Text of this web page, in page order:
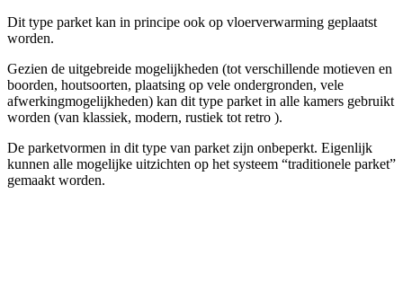
Dit type parket kan in principe ook op vloerverwarming geplaatst
worden.
Gezien de uitgebreide mogelijkheden (tot verschillende motieven en
boorden, houtsoorten, plaatsing op vele ondergronden, vele
afwerkingmogelijkheden) kan dit type parket in alle kamers gebruikt
worden (van klassiek, modern, rustiek tot retro ).
De parketvormen in dit type van parket zijn onbeperkt. Eigenlijk
kunnen alle mogelijke uitzichten op het systeem “traditionele parket”
gemaakt worden.